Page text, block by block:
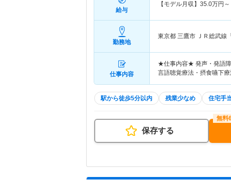
給与
【モデル月収】 35.0万円～
勤務地
東京都 三鷹市 ＪＲ総武線
仕事内容
★仕事内容★ 発声・発語障
言語聴覚療法・摂食嚥下
駅から徒歩5分以内 残業少なめ 住宅手
保存する